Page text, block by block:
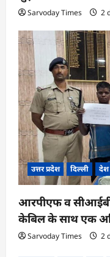
Sarvoday Times 2
उत्तर प्रदेश दिल्ली देश
आरपीएफ व सीआईबी
केबिल के साथ एक
Sarvoday Times 2